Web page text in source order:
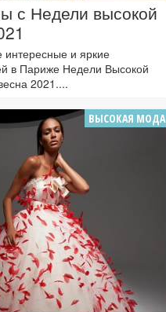
с Недели высокой
и яркие
в Париже Недели Высокой
2021....
ВЫСОКАЯ МОДА